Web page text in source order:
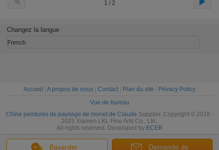
1 / 2
Bavarder Demande de
Changez la langue
French
Accueil A propos de nous Contact Plan du site
Privacy Policy
Vue de bureau
Chine peintures de paysage de monet de Claude Supplier. Copyright © 2018 -
2025 Xiamen LKL Fine Arts Co., Ltd..
All rights reserved. Developed by ECER